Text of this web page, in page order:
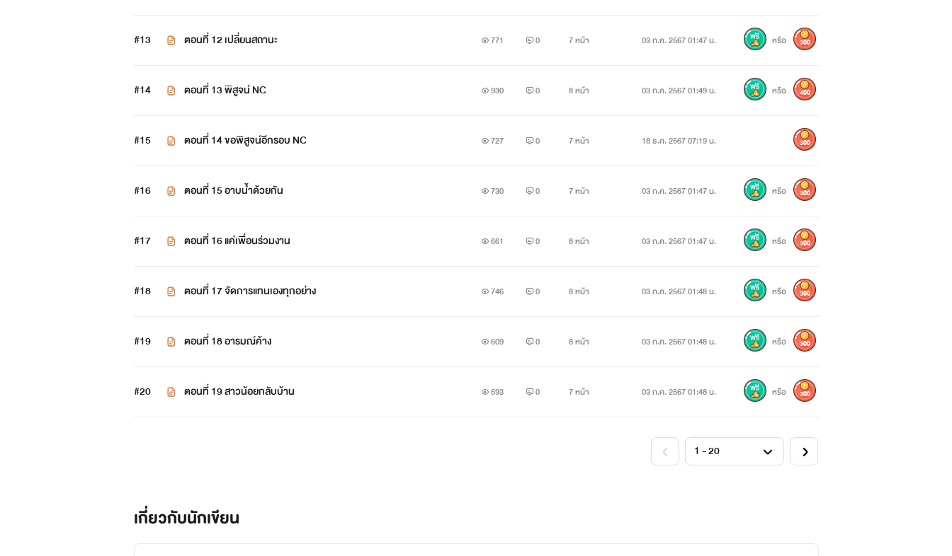
#13 ตอนที่ 12 เปลี่ยนสถานะ 771 0 7 หน้า 03 ก.ค. 2567 01:47 น. หรือ 300
#14 ตอนที่ 13 พิสูจน์ NC 930 0 8 หน้า 03 ก.ค. 2567 01:49 น. หรือ 400
#15 ตอนที่ 14 ขอพิสูจน์อีกรอบ NC 727 0 7 หน้า 18 ธ.ค. 2567 07:19 น. 300
#16 ตอนที่ 15 อาบน้ำด้วยกัน 730 0 7 หน้า 03 ก.ค. 2567 01:47 น. หรือ 300
#17 ตอนที่ 16 แค่เพื่อนร่วมงาน 661 0 8 หน้า 03 ก.ค. 2567 01:47 น. หรือ 300
#18 ตอนที่ 17 จัดการแทนเองทุกอย่าง 746 0 8 หน้า 03 ก.ค. 2567 01:48 น. หรือ 300
#19 ตอนที่ 18 อารมณ์ค้าง 609 0 8 หน้า 03 ก.ค. 2567 01:48 น. หรือ 300
#20 ตอนที่ 19 สาวน้อยกลับบ้าน 593 0 7 หน้า 03 ก.ค. 2567 01:48 น. หรือ 300
เกี่ยวกับนักเขียน